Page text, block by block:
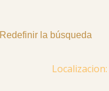
Redefinir la búsqueda